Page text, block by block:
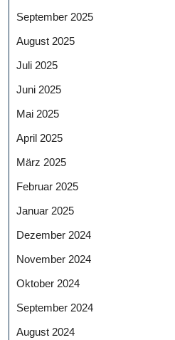
September 2025
August 2025
Juli 2025
Juni 2025
Mai 2025
April 2025
März 2025
Februar 2025
Januar 2025
Dezember 2024
November 2024
Oktober 2024
September 2024
August 2024